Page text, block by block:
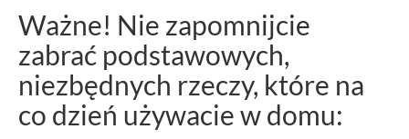
Ważne! Nie zapomnijcie
zabrać podstawowych,
niezbędnych rzeczy, które na
co dzień używacie w domu: